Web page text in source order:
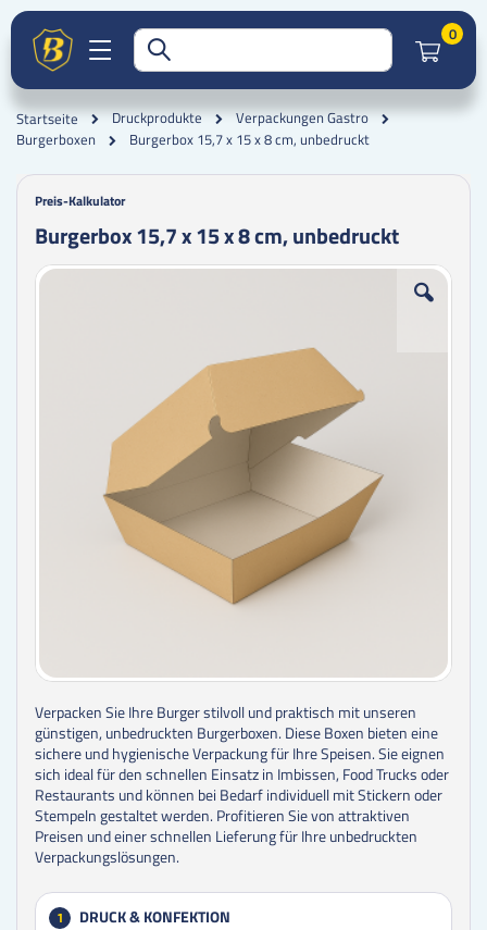
0
Startseite Druckprodukte
Verpackungen Gastro
Burgerboxen
Burgerbox 15,7 x 15 x 8 cm, unbedruckt
Preis-Kalkulator
Burgerbox 15,7 x 15 x 8 cm, unbedruckt
Zum
Zum
Verpacken Sie Ihre Burger stilvoll und praktisch mit unseren
günstigen, unbedruckten Burgerboxen. Diese Boxen bieten eine
sichere und hygienische Verpackung für Ihre Speisen. Sie eignen
sich ideal für den schnellen Einsatz in Imbissen, Food Trucks oder
Restaurants und können bei Bedarf individuell mit Stickern oder
Stempeln gestaltet werden. Profitieren Sie von attraktiven
Preisen und einer schnellen Lieferung für Ihre unbedruckten
Verpackungslösungen.
1 DRUCK & KONFEKTION